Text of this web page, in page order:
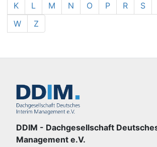
K
L M N O P R S
W
Z
DDIM - Dachgesellschaft
Management e.V.